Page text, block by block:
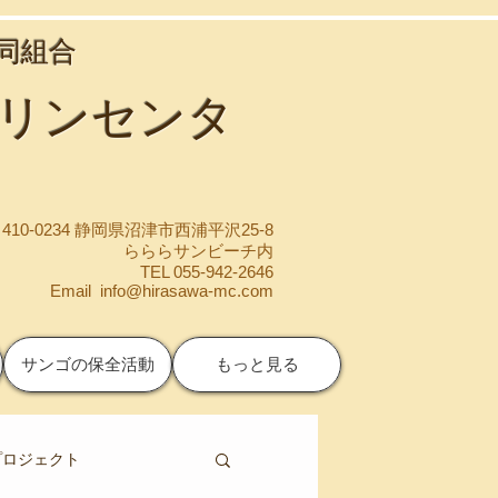
組合
ンセンタ
0234 静岡県沼津市西浦平沢25-8
らららサンビーチ内
TEL 055-942-2646
Email info@hirasawa-mc.com
サンゴの保全活動 もっと見る
ジェクト